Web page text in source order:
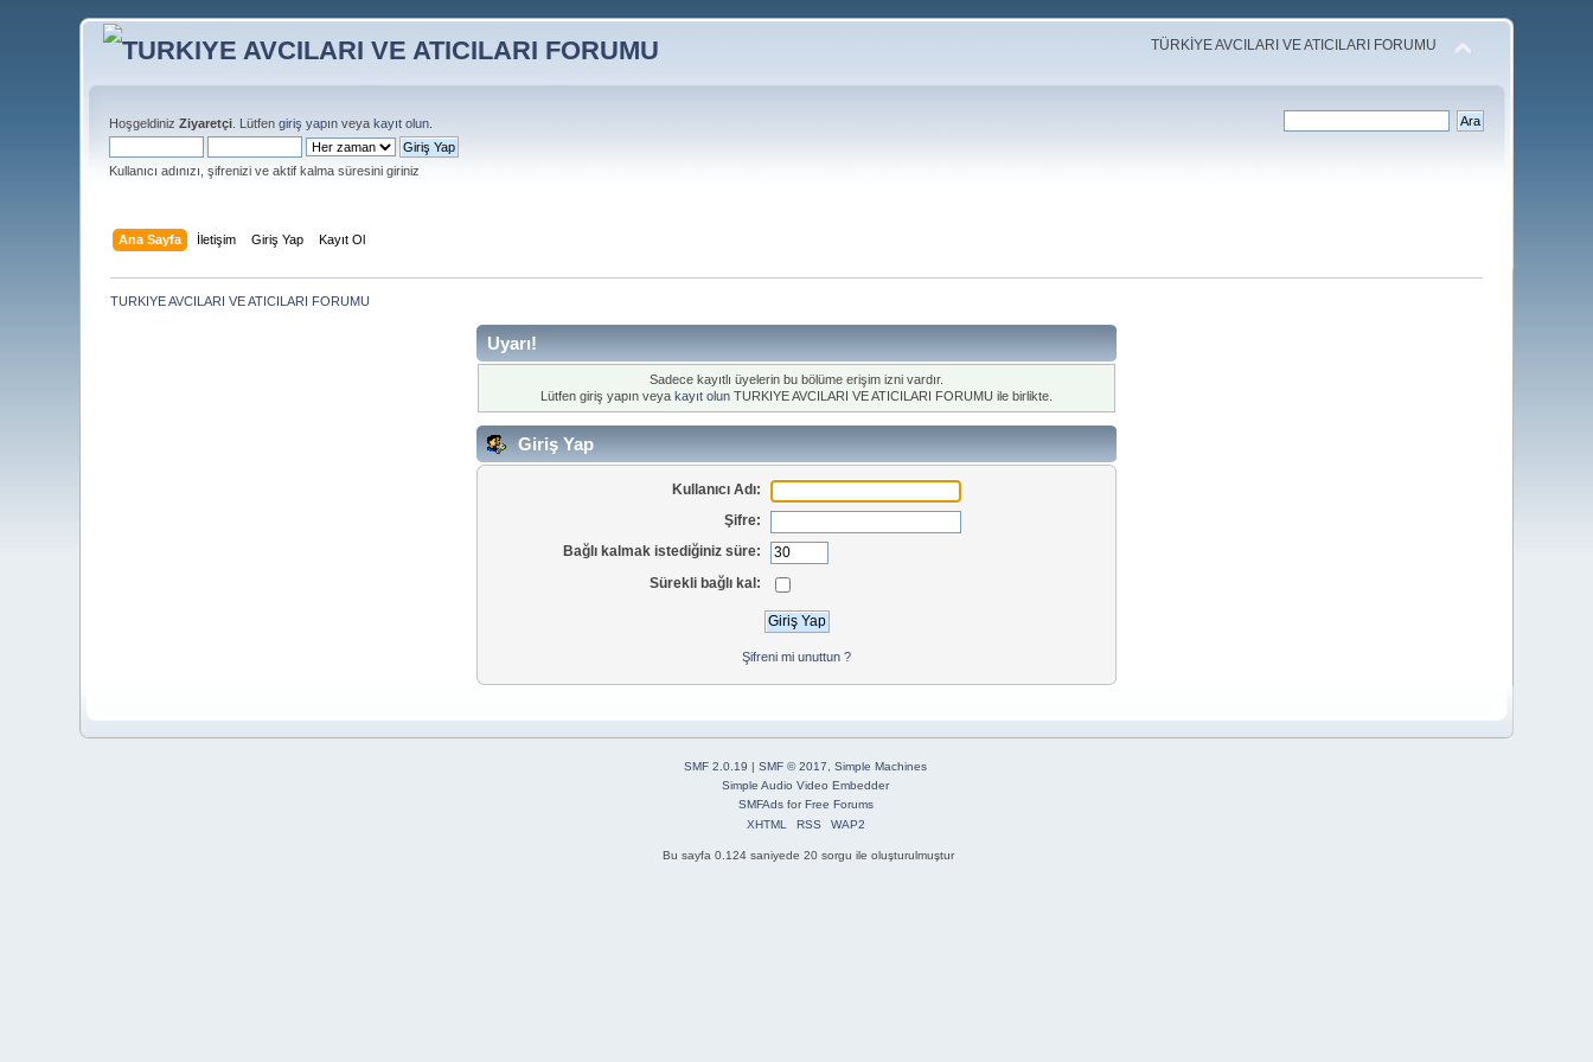
TÜRKİYE AVCILARI VE ATICILARI FORUMU
HoşgeldinizZiyaretçi . Lütfengiriş yapın veyakayıt olun
Kullanıcı adınızı, şifrenizi ve aktif kalma süresini giriniz
Ana Sayfa İletişim Giriş Yap Kayıt Ol
TURKIYE AVCILARI VE ATICILARI FORUMU
Uyarı!
Sadece kayıtlı üyelerin bu bölüme erişim izni vardır.
Lütfen giriş yapın veya kayıt olun TURKIYE AVCILARI VE ATICILARI FORUMU ile birlikte.
Giriş Yap
Kullanıcı Adı:
Şifre:
Bağlı kalmak istediğiniz süre:
Sürekli bağlı kal:
Şifreni mi unuttun ?
SMF 2.0.19 | SMF © 2017
Simple Machines
Simple Audio Video Embedder
SMFAdsforFree Forums
XHTML
RSS WAP2
Bu sayfa 0.124 saniyede 20 sorgu ile oluşturulmuştur